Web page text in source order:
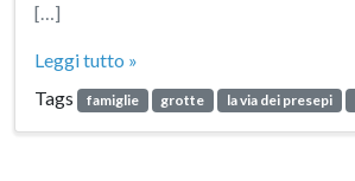
[…]
Leggi tutto »
Tags
famiglie grotte la via dei presepi